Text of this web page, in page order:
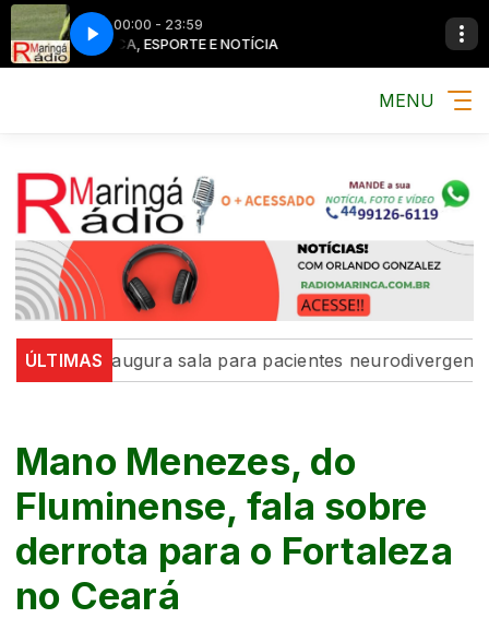
00:00 - 23:59
MÚSICA, ESPORTE E NOTÍCIA
MENU
ÚLTIMAS
inaugura sala para pacientes neurodivergentes
Mano Menezes, do
Fluminense, fala sobre
derrota para o Fortaleza
no Ceará